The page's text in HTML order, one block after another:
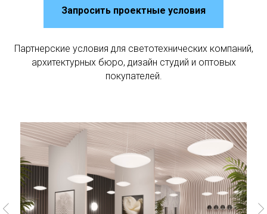
Запросить проектные условия
Партнерские условия для светотехнических компаний,
архитектурных бюро, дизайн студий и оптовых
покупателей.